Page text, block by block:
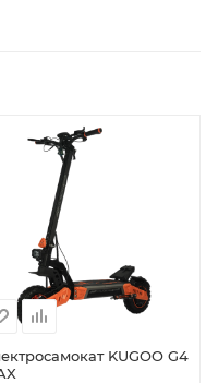
KUGOO G4